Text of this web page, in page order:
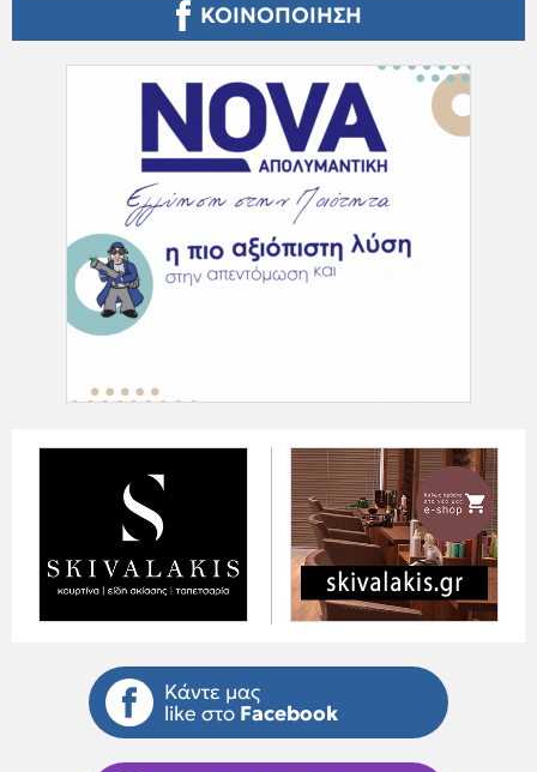
ΚΟΙΝΟΠΟΙΗΣΗ
Κάντε μας
like στο Facebook